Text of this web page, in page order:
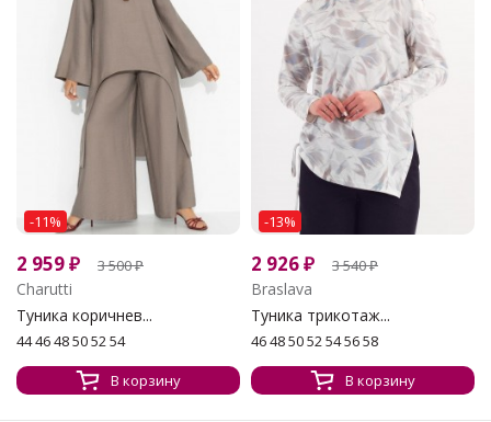
-11%
2 959₽ 3 500₽
Charutti
Туника коричнев...
44 46 48 50 52 54
В корзину
-13%
2 926₽ 3 540₽
Braslava
Туника трикотаж...
46 48 50 52 54 56 58
В корзину